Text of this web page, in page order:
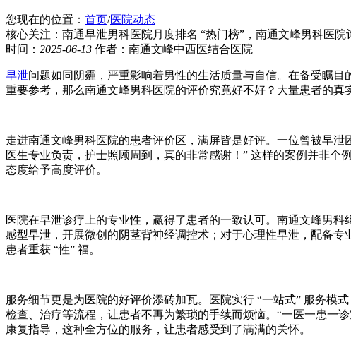
您现在的位置： 首页/医院动态
核心关注：南通早泄男科医院月度排名 “热门榜”，南通文峰男科医院
时间： 2025-06-13 作者：南通文峰中西医结合医院
早泄问题如同阴霾，严重影响着男性的生活质量与自信。在备受瞩
重要参考，那么南通文峰男科医院的评价究竟好不好？大量患者的真
走进南通文峰男科医院的患者评价区，满屏皆是好评。一位曾被早
医生专业负责，护士照顾周到，真的非常感谢！” 这样的案例并非个
态度给予高度评价。
医院在早泄诊疗上的专业性，赢得了患者的一致认可。南通文峰男
感型早泄，开展微创的阴茎背神经调控术；对于心理性早泄，配备
患者重获 “性” 福。
服务细节更是为医院的好评价添砖加瓦。医院实行 “一站式” 服务模
检查、治疗等流程，让患者不再为繁琐的手续而烦恼。“一医一患一
康复指导，这种全方位的服务，让患者感受到了满满的关怀。